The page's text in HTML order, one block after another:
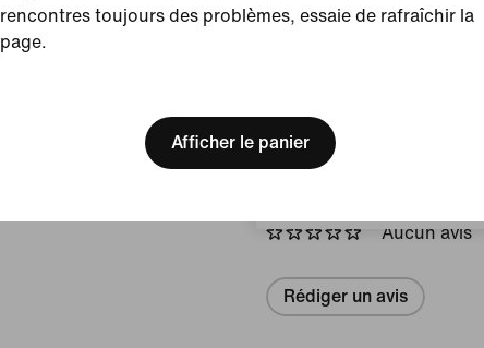
We think you are in
Update your location?
rencontres toujours des problèmes, essaie de rafraîchir la
page.
Afficher le panier
Article : HV4696-100
Pays/Région d'origine
Avis (erreur)
Aucun avis
Rédiger un avis